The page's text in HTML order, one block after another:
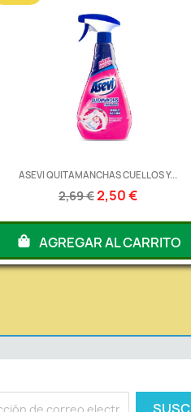
ASEVI QUITAMANCHAS CUELLOS Y...
2,69 €2,50 €
AGREGAR AL CARRITO